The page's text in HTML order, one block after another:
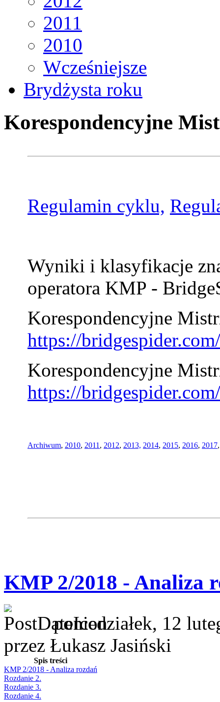
2011
2010
Wcześniejsze
Brydżysta roku
Korespondencyjne
Regulamin cyklu,
Wyniki i klasyfikacje
operatora KMP -
Korespondencyjne
https://
Korespondencyjne
https://
Archiwum, 2010, 2011 , 2012, 2013, 2014, 2015, 2016, 2017
KMP 2/2018 - Analiza
poniedziałek, 12
przez Łukasz Jasiński
Spis treści
KMP 2/2018 - Analiza rozdań
Rozdanie 2.
Rozdanie 3.
Rozdanie 4.